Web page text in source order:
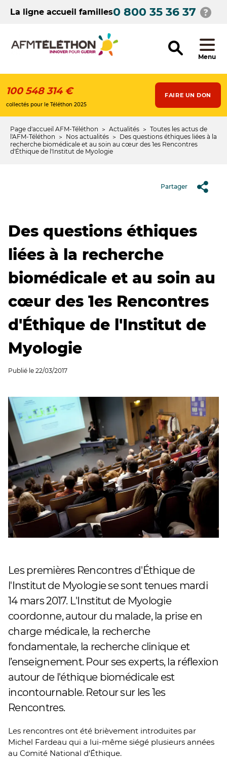
contenuLa ligne accueil familles0 800 35 36 37
Menu
100 548 314 €
collectés pour le Téléthon 2025
FAIRE UN DON
Fil
d'Ariane
Page d'accueil AFM-Téléthon Actualités
Toutes les actus de
l'AFM-Téléthon
Nos actualités
Des questions éthiques liées à la
recherche biomédicale et au soin au cœur des 1es Rencontres
d'Éthique de l'Institut de Myologie
Partager
Des questions éthiques
liées à la recherche
biomédicale et au soin au
cœur des 1es Rencontres
d'Éthique de l'Institut de
Myologie
Publié le 22/03/2017
Les premières Rencontres d'Éthique de
l'Institut de Myologie se sont tenues mardi
14 mars 2017. L'Institut de Myologie
coordonne, autour du malade, la prise en
charge médicale, la recherche
fondamentale, la recherche clinique et
l’enseignement. Pour ses experts, la réflexion
autour de l'éthique biomédicale est
incontournable. Retour sur les 1es
Rencontres.
Les rencontres ont été brièvement introduites par
Michel Fardeau qui a lui-même siégé plusieurs années
au Comité National d'Éthique.